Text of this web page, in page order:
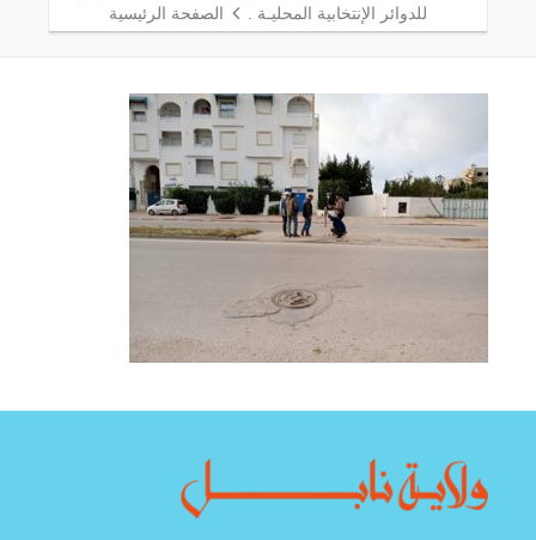
للدوائر الإنتخابية المحليـة .
الصفحة الرئيسية